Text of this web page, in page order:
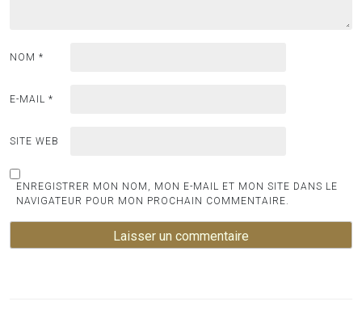
NOM *
E-MAIL *
SITE WEB
ENREGISTRER MON NOM, MON E-MAIL ET MON SITE DANS LE
NAVIGATEUR POUR MON PROCHAIN COMMENTAIRE.